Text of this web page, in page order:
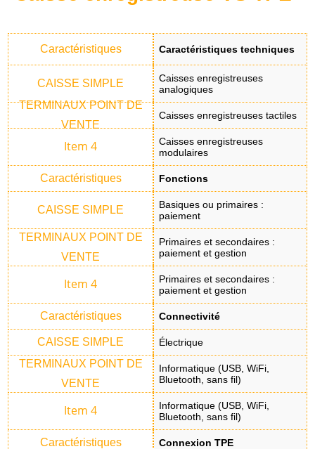
Caractéristiques techniques
Caisses enregistreuses
analogiques
Caisses enregistreuses tactiles
Caisses enregistreuses
modulaires
Fonctions
Basiques ou primaires :
paiement
Primaires et secondaires :
paiement et gestion
Primaires et secondaires :
paiement et gestion
Connectivité
Électrique
Informatique (USB, WiFi,
Bluetooth, sans fil)
Informatique (USB, WiFi,
Bluetooth, sans fil)
Connexion TPE